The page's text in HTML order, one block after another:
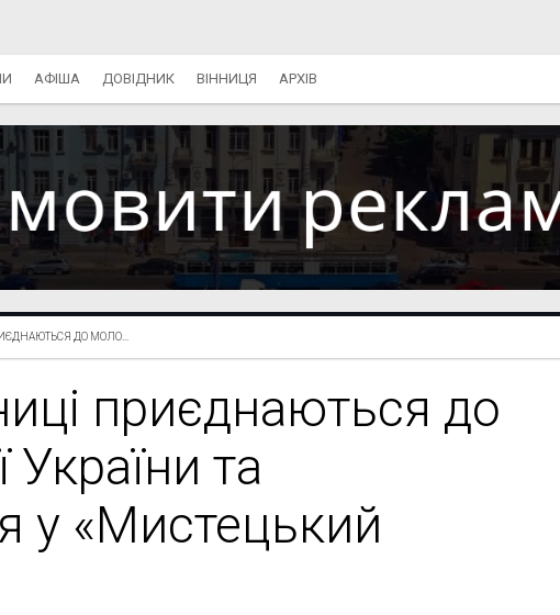
АФІША ДОВІДНИК ВІННИЦЯ АРХІВ
ДО МОЛО...
приєднаються до
України та
у «Мистецький